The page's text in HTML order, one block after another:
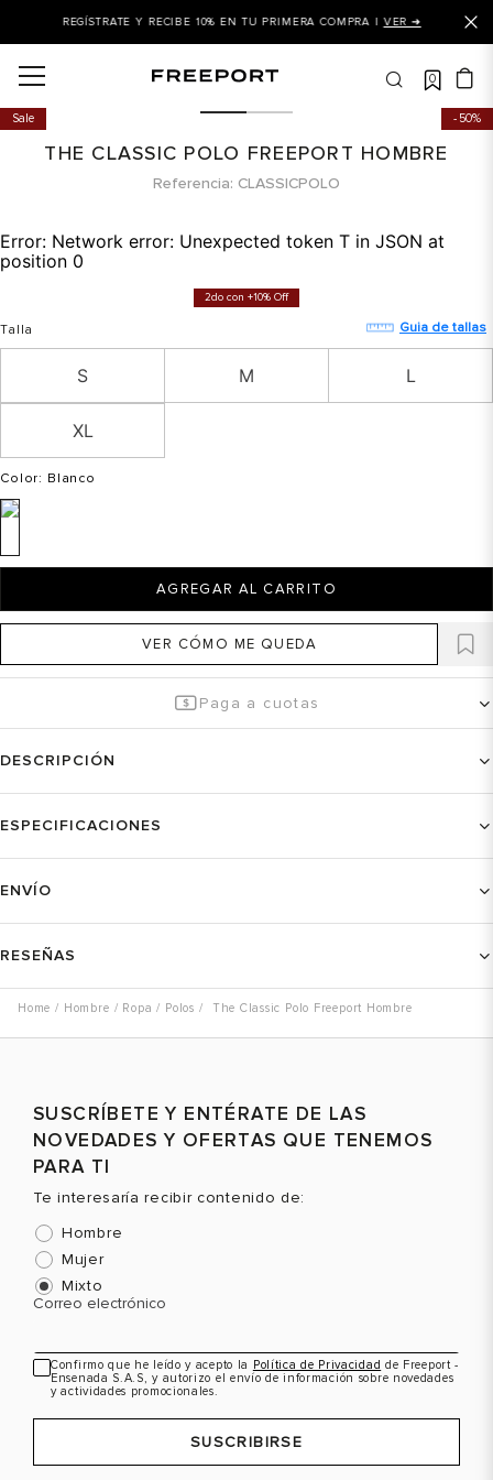
REGÍSTRATE Y RECIBE 10% EN TU PRIMERA COMPRA |VER ➜
0
50%
Sale
THE CLASSIC POLO FREEPORT HOMBRE
Referencia CLASSICPOLO
Error: Network error: Unexpected token T in JSON at
position 0
2do con +10% Off
Talla Guia de tallas
S M L
XL
Color: Blanco
AGREGAR AL CARRITO
VER CÓMO ME QUEDA
Paga a cuotas
DESCRIPCIÓN
ESPECIFICACIONES
ENVÍO
RESEÑAS
Hombre Ropa Polos The Classic Polo Freeport Hombre
SUSCRÍBETE Y ENTÉRATE DE LAS
NOVEDADES Y OFERTAS QUE TENEMOS
PARA TI
Te interesaría recibir contenido de:
Hombre
Mujer
Mixto
Correo electrónico
Confirmo que he leído y acepto la Política de Privacidad de Freeport -
Ensenada S.A.S, y autorizo el envío de información sobre novedades
y actividades promocionales.
SUSCRIBIRSE
balance
balance 327
tommy hilfiger
balance 574
mujer